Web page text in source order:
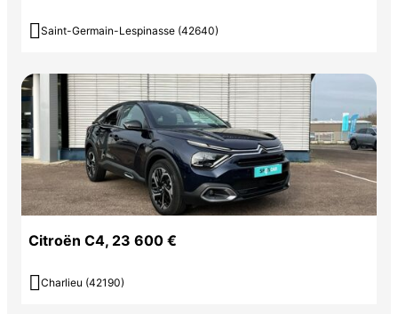
 Saint-Germain-Lespinasse (42640)
Citroën C4, 23 600 €
 Charlieu (42190)